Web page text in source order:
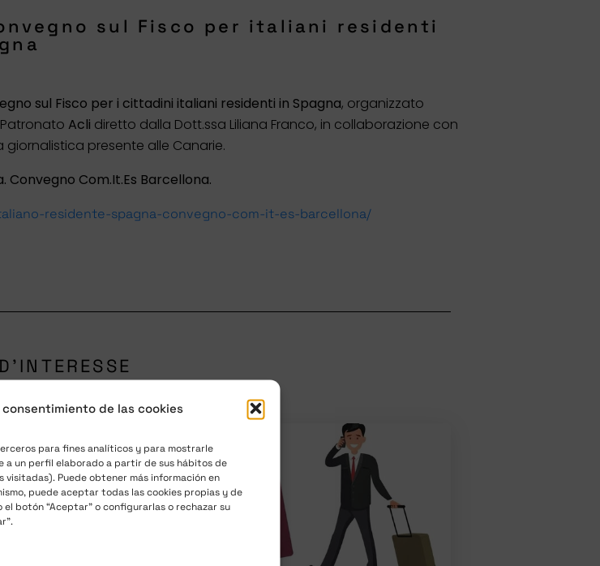
de las cookies
para fines analíticos y para mostrarle
a un perfil elaborado a partir de sus hábitos de
visitadas). Puede obtener más información en
puede aceptar todas las cookies propias y de
botón “Aceptar” o configurarlas o rechazar su
sul Fisco per italiani residenti
sul Fisco per i cittadini italiani residenti in Spagna, organizzato
Acli diretto dalla Dott.ssa Liliana Franco, in collaborazione con
giornalistica presente alle Canarie.
Com.It.Es Barcellona.
residente-spagna-convegno-com-it-es-barcellona/